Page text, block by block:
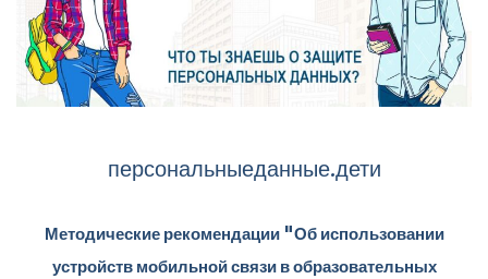
персональныеданные.дети
Методические рекомендации "Об использовании
устройств мобильной связи в образовательных